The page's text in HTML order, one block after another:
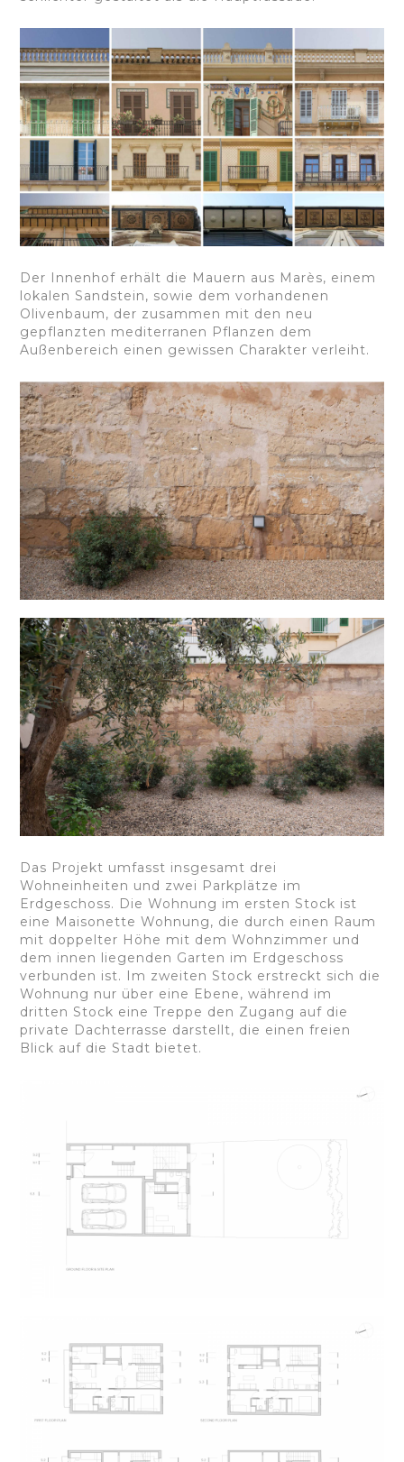
Der Innenhof erhält die Mauern aus Marès, einem
lokalen Sandstein, sowie dem vorhandenen
Olivenbaum, der zusammen mit den neu
gepflanzten mediterranen Pflanzen dem
Außenbereich einen gewissen Charakter verleiht.
Das Projekt umfasst insgesamt drei
Wohneinheiten und zwei Parkplätze im
Erdgeschoss. Die Wohnung im ersten Stock ist
eine Maisonette Wohnung, die durch einen Raum
mit doppelter Höhe mit dem Wohnzimmer und
dem innen liegenden Garten im Erdgeschoss
verbunden ist. Im zweiten Stock erstreckt sich die
Wohnung nur über eine Ebene, während im
dritten Stock eine Treppe den Zugang auf die
private Dachterrasse darstellt, die einen freien
Blick auf die Stadt bietet.